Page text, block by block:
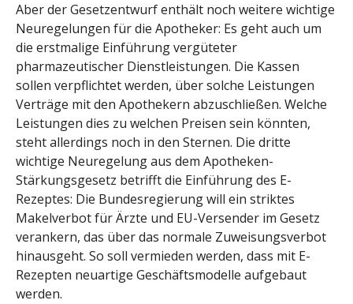
Aber der Gesetzentwurf enthält noch weitere wichtige
Neuregelungen für die Apotheker: Es geht auch um
die erstmalige Einführung vergüteter
pharmazeutischer Dienstleistungen. Die Kassen
sollen verpflichtet werden, über solche Leistungen
Verträge mit den Apothekern abzuschließen. Welche
Leistungen dies zu welchen Preisen sein könnten,
steht allerdings noch in den Sternen. Die dritte
wichtige Neuregelung aus dem Apotheken-
Stärkungsgesetz betrifft die Einführung des E-
Rezeptes: Die Bundesregierung will ein striktes
Makelverbot für Ärzte und EU-Versender im Gesetz
verankern, das über das normale Zuweisungsverbot
hinausgeht. So soll vermieden werden, dass mit E-
Rezepten neuartige Geschäftsmodelle aufgebaut
werden.